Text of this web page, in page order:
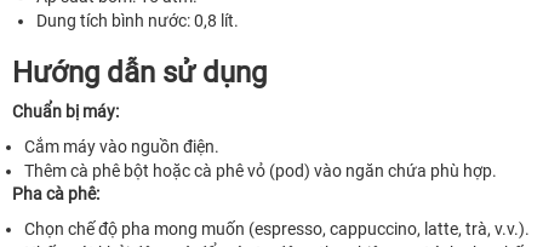
Dung tích bình nước: 0,8 lít.
Hướng dẫn sử dụng
Chuẩn bị máy:
Cắm máy vào nguồn điện.
Thêm cà phê bột hoặc cà phê vỏ (pod) vào ngăn chứa phù hợp.
Pha cà phê:
Chọn chế độ pha mong muốn (espresso, cappuccino, latte, trà, v.v.).